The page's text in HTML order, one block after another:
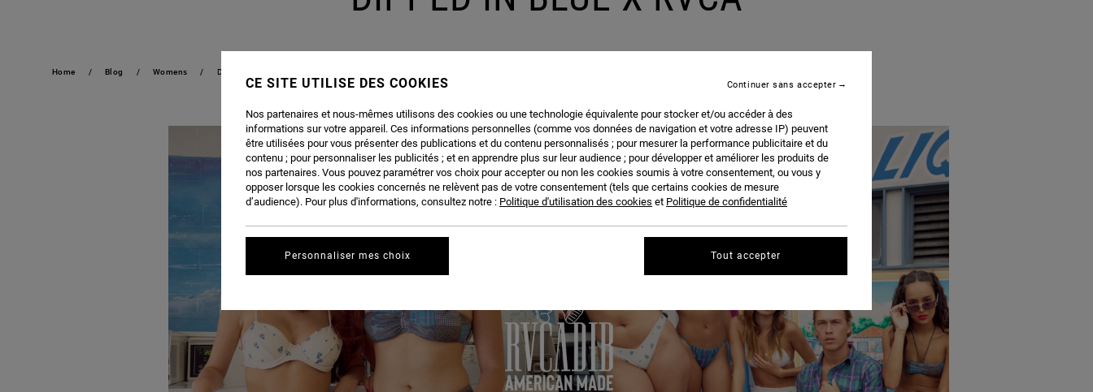
Home Blog Womens DIPPED IN BLUE X RVCA
CE SITE UTILISE DES COOKIES
Nos partenaires et nous-mêmes utilisons des cookies ou une technologie équivalente pour stocker et/ou accéder à des
informations sur votre appareil. Ces informations personnelles (comme vos données de navigation et votre adresse IP) peuvent
être utilisées pour vous présenter des publications et du contenu personnalisés ; pour mesurer la performance publicitaire et du
contenu ; pour personnaliser les publicités ; et en apprendre plus sur leur audience ; pour développer et améliorer les produits de
nos partenaires. Vous pouvez paramétrer vos choix pour accepter ou non les cookies soumis à votre consentement, ou vous y
opposer lorsque les cookies concernés ne relèvent pas de votre consentement (tels que certains cookies de mesure
d’audience). Pour plus d'informations, consultez notre : Politique d'utilisation des cookies et Politique de confidentialité
Personnaliser mes choix
Continuer sans accepter
Tout accepter